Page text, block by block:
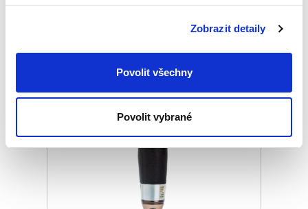
Zobrazit detaily
Povolit všechny
Povolit vybrané
Podobné produkty